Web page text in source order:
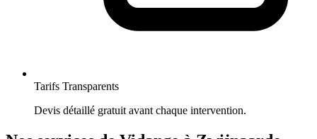
Tarifs Transparents
Devis détaillé gratuit avant chaque intervention.